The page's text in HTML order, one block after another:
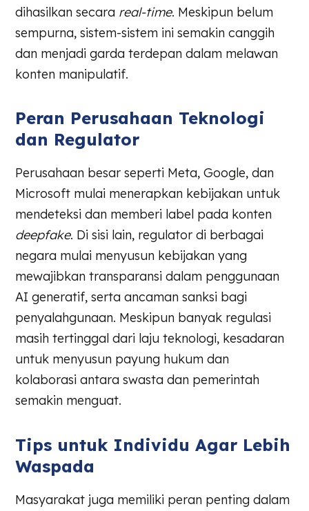
dihasilkan secara real-time. Meskipun belum
sempurna, sistem-sistem ini semakin canggih
dan menjadi garda terdepan dalam melawan
konten manipulatif.
Peran Perusahaan Teknologi
dan Regulator
Perusahaan besar seperti Meta, Google, dan
Microsoft mulai menerapkan kebijakan untuk
mendeteksi dan memberi label pada konten
deepfake. Di sisi lain, regulator di berbagai
negara mulai menyusun kebijakan yang
mewajibkan transparansi dalam penggunaan
AI generatif, serta ancaman sanksi bagi
penyalahgunaan. Meskipun banyak regulasi
masih tertinggal dari laju teknologi, kesadaran
untuk menyusun payung hukum dan
kolaborasi antara swasta dan pemerintah
semakin menguat.
Tips untuk Individu Agar Lebih
Waspada
Masyarakat juga memiliki peran penting dalam